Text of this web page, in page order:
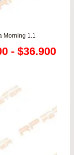
Morning 1.1
- $36.900